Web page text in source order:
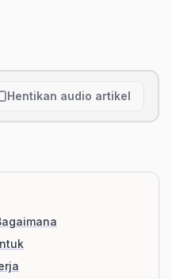
Hentikan audio artikel